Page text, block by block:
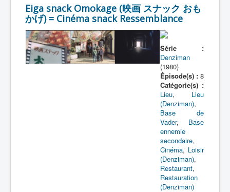
Personnages
Mechas
Objets
Lieux
Eiga snack Omokage (映画 スナック おも
かげ) = Cinéma snack Ressemblance
Série :
Denziman
(1980)
Épisode(s) : 8
Catégorie(s) :
Lieu, Lieu
(Denziman),
Base de
Vader, Base
ennemie
secondaire,
Cinéma, Loisir
(Denziman),
Restaurant,
Restauration
(Denziman)